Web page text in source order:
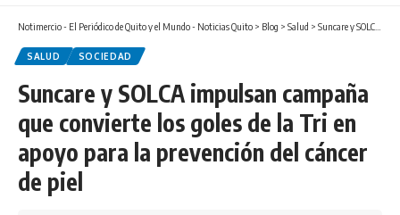
Notimercio - El Periódico de Quito y el Mundo - Noticias Quito > Blog > Salud > Suncare y SOLCA impulsan campaña que convierte los goles de la Tri en apoyo para la prevención del cáncer de piel
SALUD SOCIEDAD
Suncare y SOLCA impulsan campaña
que convierte los goles de la Tri en
apoyo para la prevención del cáncer
de piel